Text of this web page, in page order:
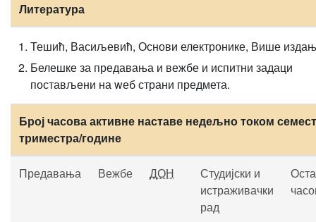
Литература
Тешић, Васиљевић, Основи електронике, Више
Белешке за предавања и вежбе и испитни задаци
постављени на wеб страни предмета.
Број часова активне наставе недељно током
триместра/године
Предавања Вежбе ДОН
Студијски и
истраживачки
рад